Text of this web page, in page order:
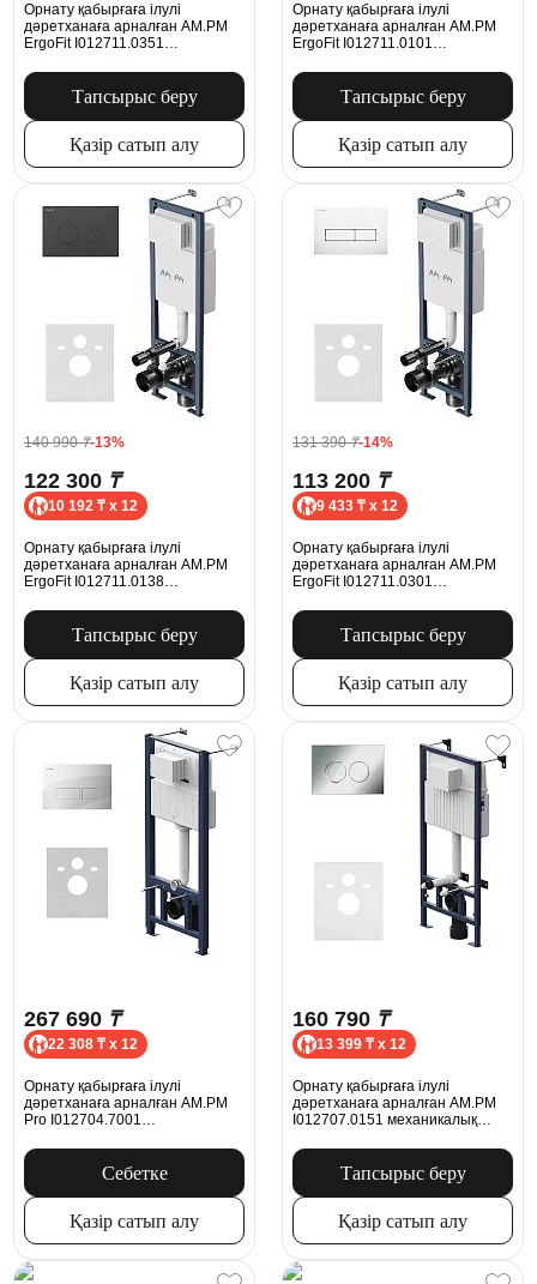
Орнату қабырғаға ілулі
дәретханаға арналған AM.PM
ErgoFit I012711.0351
ErgoFit M, хром
Тапсырыс беру
Қазір сатып алу
Орнату қабырғаға ілулі
дәретханаға арналған AM.PM
ErgoFit I012711.0101
ErgoFit L, ақ жылтыр
Тапсырыс беру
Қазір сатып алу
140 990₸-13%
122 300 ₸
10 192 ₸ x 12
Орнату қабырғаға ілулі
дәретханаға арналған AM.PM
ErgoFit I012711.0138
Ergofit M, қара күңгірт
Тапсырыс беру
Қазір сатып алу
131 390₸-14%
113 200 ₸
9 433 ₸ x 12
Орнату қабырғаға ілулі
дәретханаға арналған AM.PM
ErgoFit I012711.0301
ErgoFit M, ақ жылтыр
Тапсырыс беру
Қазір сатып алу
267 690 ₸
22 308 ₸ x 12
Орнату қабырғаға ілулі
дәретханаға арналған AM.PM
Pro I012704.7001
ақ жылтыр
Себетке
Қазір сатып алу
160 790 ₸
13 399 ₸ x 12
Орнату қабырғаға ілулі
дәретханаға арналған AM.PM
I012707.0151 механикалық
Тапсырыс беру
Қазір сатып алу